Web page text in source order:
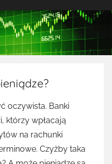
oczywista. Banki
którzy wpłacają
na rachunki
Czyżby taka